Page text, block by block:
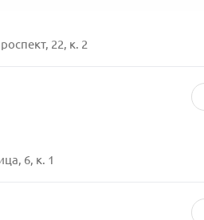
22, к. 2
6, к. 1